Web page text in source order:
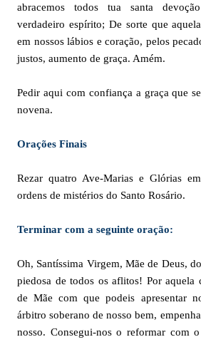
abracemos todos tua santa
verdadeiro espírito; De sorte que
em nossos lábios e coração, pelos
justos, aumento de graça. Amém.
Pedir aqui com confiança a graça que
novena.
Orações Finais
Rezar quatro Ave-Marias e Glórias
ordens de mistérios do Santo Rosário.
Terminar com a seguinte oração:
Oh, Santíssima Virgem, Mãe de Deus,
piedosa de todos os aflitos! Por aquela
de Mãe com que podeis apresentar
árbitro soberano de nosso bem,
nosso. Consegui-nos o reformar com